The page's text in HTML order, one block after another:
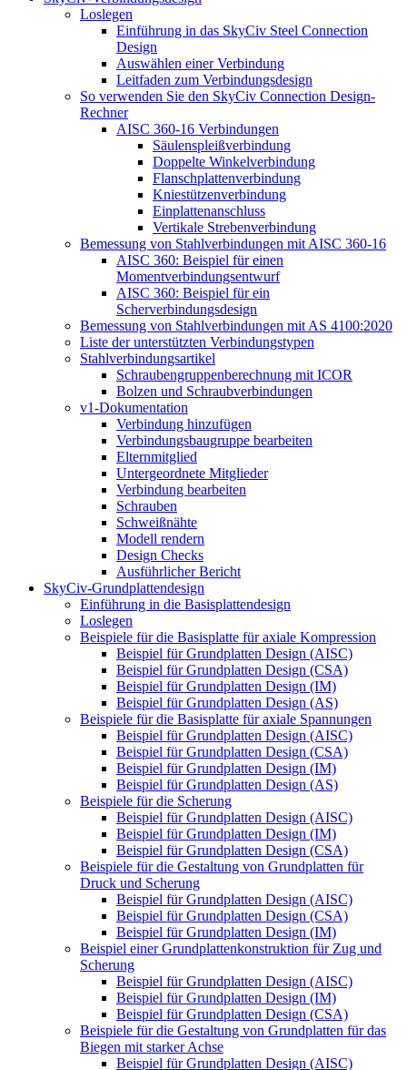
Loslegen
Einführung in das SkyCiv Steel Connection
Design
Auswählen einer Verbindung
Leitfaden zum Verbindungsdesign
So verwenden Sie den SkyCiv Connection Design-
Rechner
AISC 360-16 Verbindungen
Säulenspleißverbindung
Doppelte Winkelverbindung
Flanschplattenverbindung
Kniestützenverbindung
Einplattenanschluss
Vertikale Strebenverbindung
Bemessung von Stahlverbindungen mit AISC 360-16
AISC 360: Beispiel für einen
Momentverbindungsentwurf
AISC 360: Beispiel für ein
Scherverbindungsdesign
Bemessung von Stahlverbindungen mit AS 4100:2020
Liste der unterstützten Verbindungstypen
Stahlverbindungsartikel
Schraubengruppenberechnung mit ICOR
Bolzen und Schraubverbindungen
v1-Dokumentation
Verbindung hinzufügen
Verbindungsbaugruppe bearbeiten
Elternmitglied
Untergeordnete Mitglieder
Verbindung bearbeiten
Schrauben
Schweißnähte
Modell rendern
Design Checks
Ausführlicher Bericht
SkyCiv-Grundplattendesign
Einführung in die Basisplattendesign
Loslegen
Beispiele für die Basisplatte für axiale Kompression
Beispiel für Grundplatten Design (AISC)
Beispiel für Grundplatten Design (CSA)
Beispiel für Grundplatten Design (IM)
Beispiel für Grundplatten Design (AS)
Beispiele für die Basisplatte für axiale Spannungen
Beispiel für Grundplatten Design (AISC)
Beispiel für Grundplatten Design (CSA)
Beispiel für Grundplatten Design (IM)
Beispiel für Grundplatten Design (AS)
Beispiele für die Scherung
Beispiel für Grundplatten Design (AISC)
Beispiel für Grundplatten Design (IM)
Beispiel für Grundplatten Design (CSA)
Beispiele für die Gestaltung von Grundplatten für
Druck und Scherung
Beispiel für Grundplatten Design (AISC)
Beispiel für Grundplatten Design (CSA)
Beispiel für Grundplatten Design (IM)
Beispiel einer Grundplattenkonstruktion für Zug und
Scherung
Beispiel für Grundplatten Design (AISC)
Beispiel für Grundplatten Design (IM)
Beispiel für Grundplatten Design (CSA)
Beispiele für die Gestaltung von Grundplatten für das
Biegen mit starker Achse
Beispiel für Grundplatten Design (AISC)